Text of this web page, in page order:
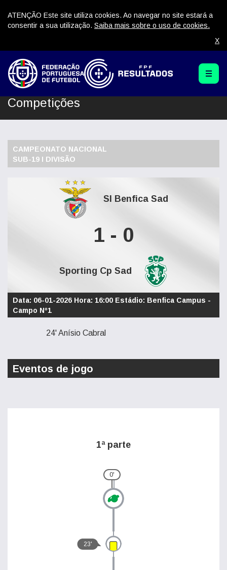
ATENÇÃO Este site utiliza cookies. Ao navegar no site estará a
consentir a sua utilização. Saiba mais sobre o uso de cookies.
X
Competições
CAMPEONATO NACIONAL
SUB-19 I DIVISÃO
Sl Benfica Sad
1 - 0
Sporting Cp Sad
Data: 06-01-2026 Hora: 16:00 Estádio: Benfica Campus -
Campo Nº1
24' Anísio Cabral
Eventos de jogo
1ª parte
0'
23'